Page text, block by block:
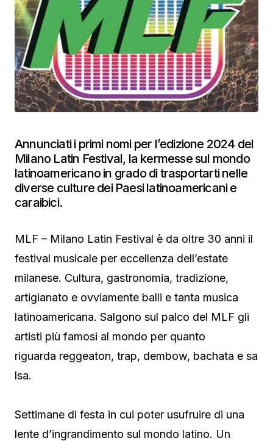
Annunciati i primi nomi per l’edizione 2024 del
Milano Latin Festival, la kermesse sul mondo
latinoamericano in grado di trasportarti nelle
diverse culture dei Paesi latinoamericani e
caraibici.
MLF – Milano Latin Festival è da oltre 30 anni il
festival musicale per eccellenza dell’estate
milanese. Cultura, gastronomia, tradizione,
artigianato e ovviamente balli e tanta musica
latinoamericana. Salgono sul palco del MLF gli
artisti più famosi al mondo per quanto
riguarda reggeaton, trap, dembow, bachata e sa
lsa.
Settimane di festa in cui poter usufruire di una
lente d’ingrandimento sul mondo latino. Un